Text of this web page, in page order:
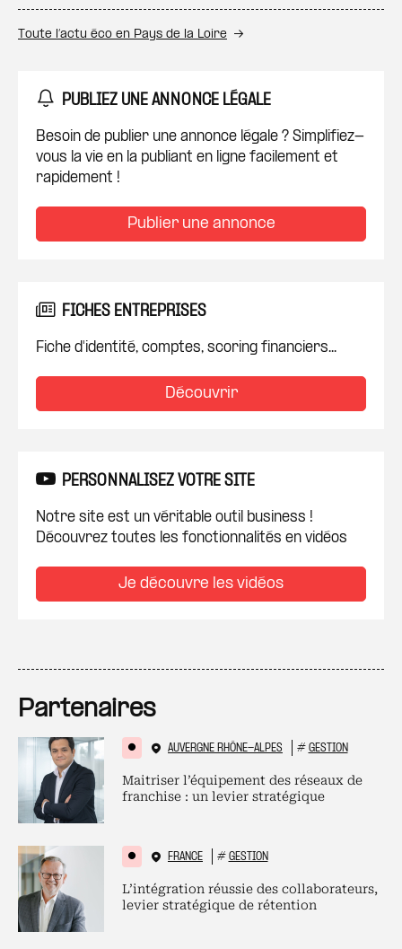
Toute l’actu éco en Pays de la Loire
PUBLIEZ UNE ANNONCE LÉGALE
Besoin de publier une annonce légale ? Simplifiez-
vous la vie en la publiant en ligne facilement et
rapidement !
Publier une annonce
FICHES ENTREPRISES
Fiche d'identité, comptes, scoring financiers...
Découvrir
PERSONNALISEZ VOTRE SITE
Notre site est un véritable outil business !
Découvrez toutes les fonctionnalités en vidéos
Je découvre les vidéos
Partenaires
AUVERGNE RHÔNE-ALPES # GESTION
Maitriser l’équipement des réseaux de
franchise : un levier stratégique
FRANCE # GESTION
L’intégration réussie des collaborateurs,
levier stratégique de rétention